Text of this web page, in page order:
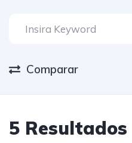
Comparar
5 Resultados